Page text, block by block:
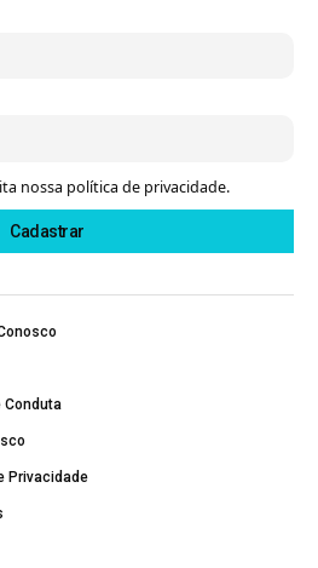
nossa política de privacidade.
Conduta
Privacidade